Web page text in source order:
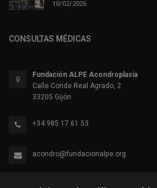
10/02/2026
CONSULTAS MÉDICAS
Fundación ALPE Acondroplasia
Calle Conde Real Agrado, 2
33205 Gijón
+34 985 17 61 53
acondro@fundacionalpe.org